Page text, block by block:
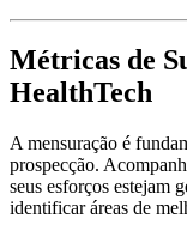
Métricas de
HealthTech
A mensuração é
prospecção.
seus esforços estejam
identificar áreas de